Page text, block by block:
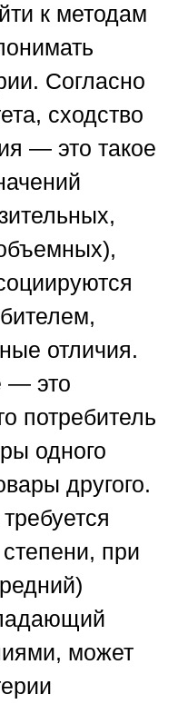
к методам
Согласно
сходство
— это такое
отличия.
— это
потребитель
одного
другого.
при
может